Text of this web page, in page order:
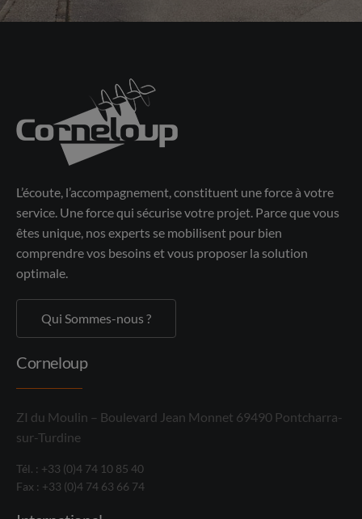
L’écoute, l’accompagnement, constituent une force à votre
service. Une force qui sécurise votre projet. Parce que vous
êtes unique, nos experts se mobilisent pour bien
comprendre vos besoins et vous proposer la solution
optimale.
Qui Sommes-nous ?
Corneloup
ZI du Moulin – Boulevard Jean Monnet 69490 Pontcharra-
sur-Turdine
Tél. : +33 (0)4 74 10 85 40
Fax : +33 (0)4 74 63 66 74